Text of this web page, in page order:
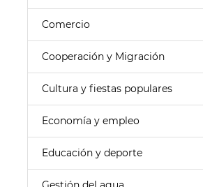
Comercio
Cooperación y Migración
Cultura y fiestas populares
Economía y empleo
Educación y deporte